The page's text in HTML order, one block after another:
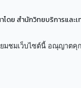
ดย สำนักวิทยบริการและ
ยมชมเว็บไซต์นี้ อณุญาต